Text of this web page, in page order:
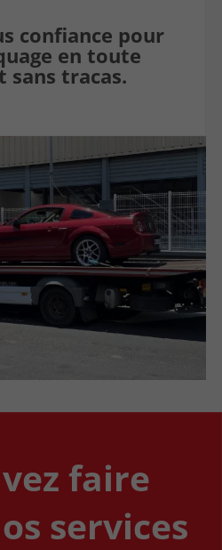
confiance pour
en toute
sans tracas.
faire
services